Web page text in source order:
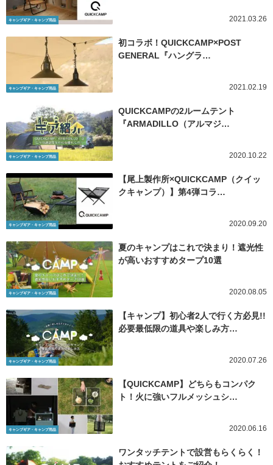
キャンプギア・キャンプ用品 2021.03.26
キャンプギア・キャンプ用品
初コラボ！QUICKCAMP×POST
GENERAL『ハングラ…
2021.02.19
キャンプギア・キャンプ用品
QUICKCAMPの2ルームテント
『ARMADILLO（アルマジ…
2020.10.22
キャンプギア・キャンプ用品
【尾上製作所×QUICKCAMP（クイッ
クキャンプ）】第4弾コラ…
2020.09.20
キャンプギア・キャンプ用品
夏のキャンプはこれで決まり！遮光性
が高いおすすめタープ10選
2020.08.05
キャンプギア・キャンプ用品
【キャンプ】初心者2人で行く方必見!!
必要最低限の道具や楽しみ方…
2020.07.26
キャンプギア・キャンプ用品
【QUICKCAMP】どちらもコンパク
ト！火に強いフルメッシュシ…
2020.06.16
ワンタッチテントで設営もらくらく！